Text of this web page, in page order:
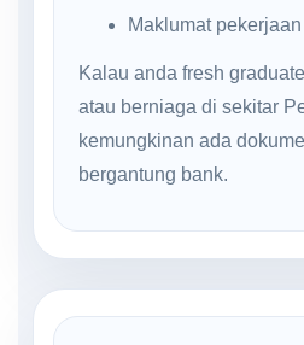
Maklumat
Kalau anda fresh
atau berniaga di sekitar
kemungkinan ada
bergantung bank.